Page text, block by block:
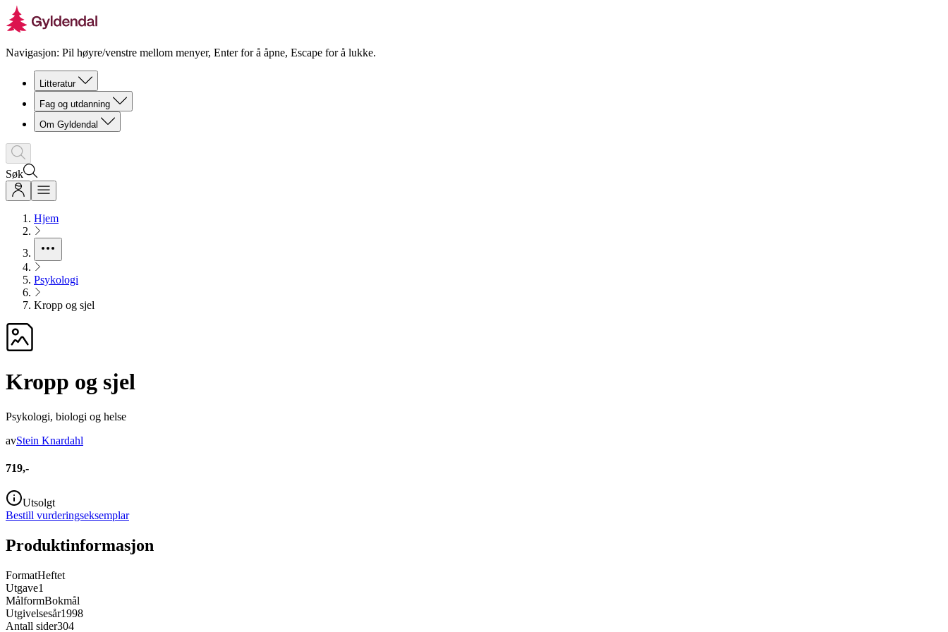
Navigasjon: Pil høyre/venstre mellom menyer, Enter for å åpne, Escape for å lukke.
Litteratur
Fag og utdanning
Om Gyldendal
Søk
Hjem
Psykologi
Kropp og sjel
Kropp og sjel
Psykologi, biologi og helse
avStein Knardahl
719,-
Utsolgt
Bestill vurderingseksemplar
Produktinformasjon
FormatHeftet
Utgave1
MålformBokmål
Utgivelsesår1998
Antall sider304